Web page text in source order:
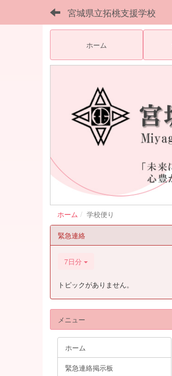
宮城県立拓桃支援学校
ホーム
ホーム 学校便り
緊急連絡
7日分
トピックがありません。
メニュー
ホーム
緊急連絡掲示板